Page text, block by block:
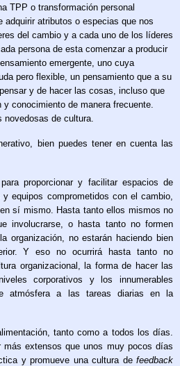
TPP o transformación personal
adquirir atributos o especias que nos
del cambio y a cada uno de los líderes
persona de esta comenzar a producir
emergente, uno cuya
pero flexible, un pensamiento que a su
y de hacer las cosas, incluso que
conocimiento de manera frecuente.
novedosas de cultura.
bien puedes tener en cuenta las
proporcionar y facilitar espacios de
equipos comprometidos con el cambio,
sí mismo. Hasta tanto ellos mismos no
involucrarse, o hasta tanto no formen
organización, no estarán haciendo bien
Y eso no ocurrirá hasta tanto no
organizacional, la forma de hacer las
corporativos y los innumerables
atmósfera a las tareas diarias en la
tanto como a todos los días.
extensos que unos muy pocos días
y promueve una cultura de feedback